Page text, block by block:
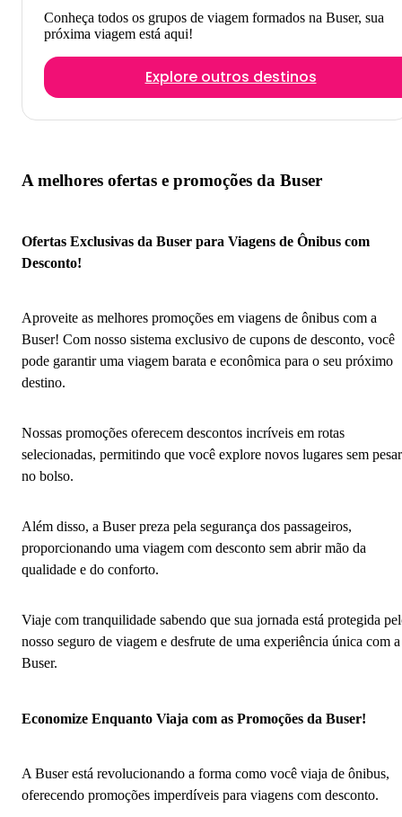
Conheça todos os grupos de viagem formados na Buser, sua
próxima viagem está aqui!
Explore outros destinos
A melhores ofertas e promoções da Buser
Ofertas Exclusivas da Buser para Viagens de Ônibus com
Desconto!
Aproveite as melhores promoções em viagens de ônibus com a
Buser! Com nosso sistema exclusivo de cupons de desconto, você
pode garantir uma viagem barata e econômica para o seu próximo
destino.
Nossas promoções oferecem descontos incríveis em rotas
selecionadas, permitindo que você explore novos lugares sem pesar
no bolso.
Além disso, a Buser preza pela segurança dos passageiros,
proporcionando uma viagem com desconto sem abrir mão da
qualidade e do conforto.
Viaje com tranquilidade sabendo que sua jornada está protegida
nosso seguro de viagem e desfrute de uma experiência única com a
Buser.
Economize Enquanto Viaja com as Promoções da Buser!
A Buser está revolucionando a forma como você viaja de ônibus,
oferecendo promoções imperdíveis para viagens com desconto.